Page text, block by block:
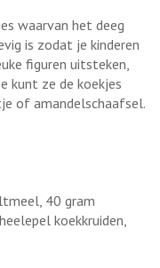
waarvan het deeg
is zodat je kinderen
figuren uitsteken,
kunt ze de koekjes
of amandelschaafsel.
40 gram
koekkruiden,